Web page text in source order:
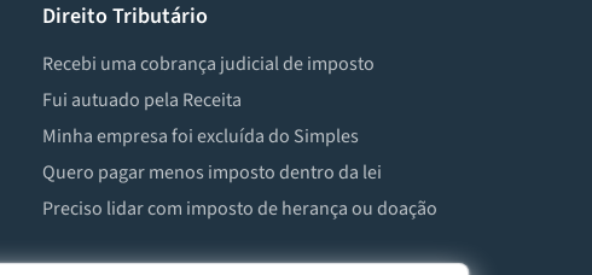
Direito Tributário
Recebi uma cobrança judicial de imposto
Fui autuado pela Receita
Minha empresa foi excluída do Simples
Quero pagar menos imposto dentro da lei
Preciso lidar com imposto de herança ou doação